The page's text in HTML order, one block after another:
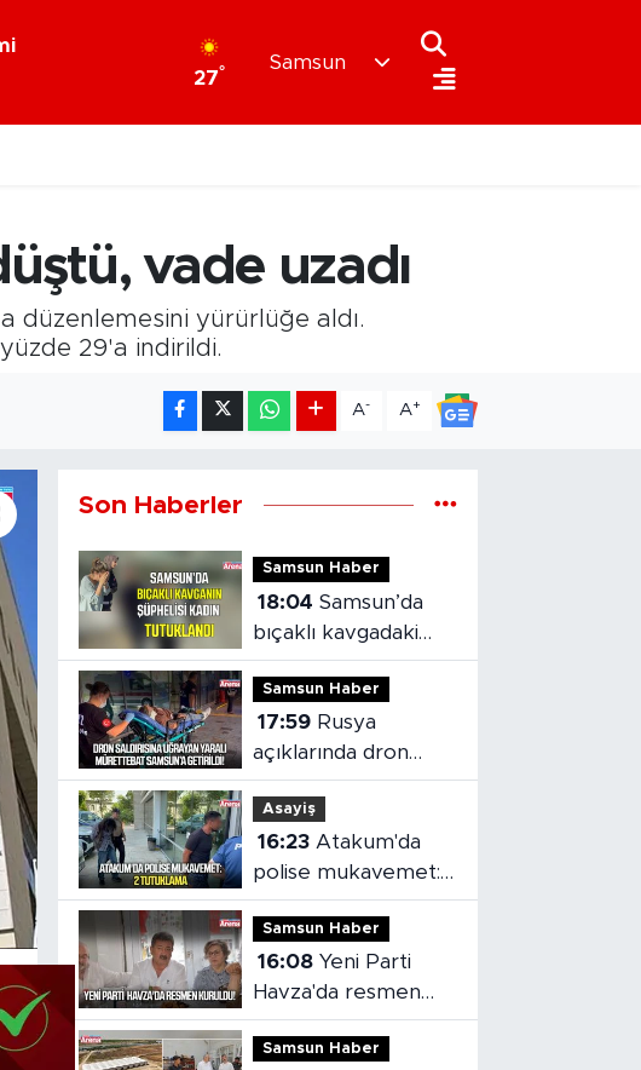
27°
Samsun
vade uzadı
düzenlemesini yürürlüğe aldı.
29'a indirildi.
A- A+
Son Haberler
Samsun Haber
18:04 Samsun’da
bıçaklı kavgadaki
kadın şüpheli
tutuklandı
Samsun Haber
17:59
açıklarında dron
saldırısı: Yaralı
mürettebat
Samsun'a getirildi
Asayiş
16:23 Atakum'da
polise mukavemet:
2 tutuklama
Samsun Haber
16:08
Havza'da resmen
kuruldu
Samsun Haber